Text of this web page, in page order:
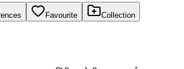
Favourite Collection